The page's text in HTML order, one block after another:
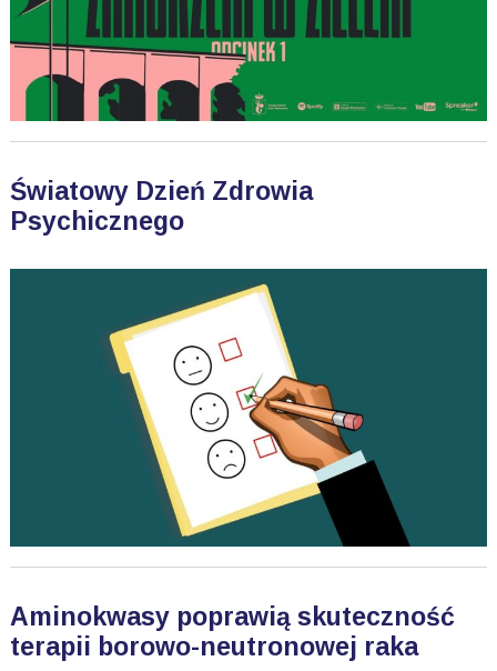
Światowy Dzień Zdrowia
Psychicznego
Aminokwasy poprawią skuteczność
terapii borowo-neutronowej raka